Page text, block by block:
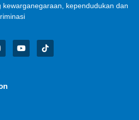
kewarganegaraan, kependudukan dan